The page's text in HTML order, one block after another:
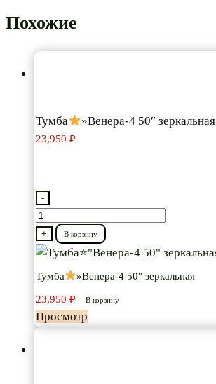
Похожие
Тумба »Венера-4 50″ зеркальная
23,950 ₽
-
Количество
товара
Тумба
"Венера-4
50"
зеркальная
+ В корзину
Тумба »Венера-4 50″ зеркальная
23,950 ₽ В корзину
Просмотр